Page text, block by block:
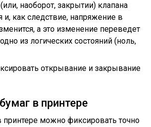
наоборот, закрытии) клапана
и, как следствие, напряжение в
а это изменение переведет
из логических состояний (ноль,
открывание и закрывание
в принтере
принтере можно фиксировать точно